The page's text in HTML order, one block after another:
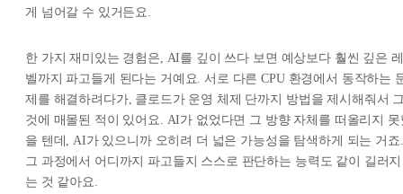
게 넘어갈 수 있거든요.
한 가지 재미있는 경험은, AI를 깊이 쓰다 보면 예상보다 훨씬 깊은 레
벨까지 파고들게 된다는 거예요. 서로 다른 CPU 환경에서 동작하는
제를 해결하려다가, 클로드가 운영 체제 단까지 방법을 제시해줘서
것에 매몰된 적이 있어요. AI가 없었다면 그 방향 자체를 떠올리지 못
을 텐데, AI가 있으니까 오히려 더 넓은 가능성을 탐색하게 되는 거죠.
그 과정에서 어디까지 파고들지 스스로 판단하는 능력도 같이 길러지
는 것 같아요.